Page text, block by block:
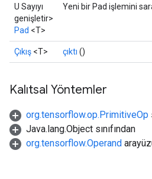
U Sayıyı
genişletir>
Pad <T>
Yeni bir Pad işlemini
Çıkış <T> çıktı ()
Kalıtsal Yöntemler
org.tensorflow.op.PrimitiveOp
Java.lang.Object sınıfından
org.tensorflow.Operand